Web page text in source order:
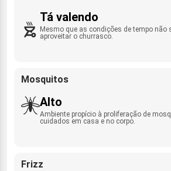
Tá valendo
Mesmo que as condições de tempo não
aproveitar o churrasco.
Mosquitos
Alto
Ambiente propício à proliferação de
cuidados em casa e no corpo.
Frizz